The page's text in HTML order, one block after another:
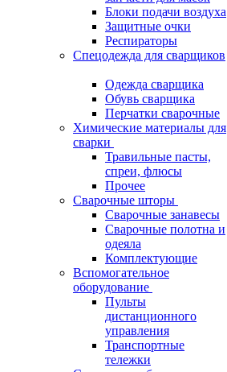
Блоки подачи воздуха
Защитные очки
Респираторы
Спецодежда для сварщиков
Одежда сварщика
Обувь сварщика
Перчатки сварочные
Химические материалы для
сварки
Травильные пасты,
спреи, флюсы
Прочее
Сварочные шторы
Сварочные занавесы
Сварочные полотна и
одеяла
Комплектующие
Вспомогательное
оборудование
Пульты
дистанционного
управления
Транспортные
тележки